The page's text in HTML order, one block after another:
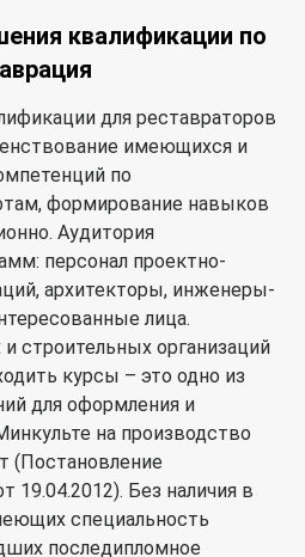
квалификации по
для реставраторов
имеющихся и
по
формирование навыков
Аудитория
персонал проектно-
архитекторы, инженеры-
лица.
строительных организаций
курсы – это одно из
для оформления и
на производство
(Постановление
19.04.2012). Без наличия в
специальность
последипломное